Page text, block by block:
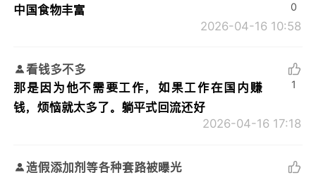
中国食物丰富
2026-04-16 10:58
0
看钱多不多
那是因为他不需要工作，如果工作在国内赚
钱，烦恼就太多了。躺平式回流还好
2026-04-16 17:18
1
造假添加剂等各种套路被曝光